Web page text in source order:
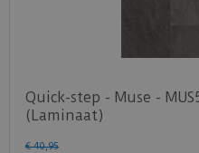
Quick-step - Muse -
(Laminaat)
€ 40,95